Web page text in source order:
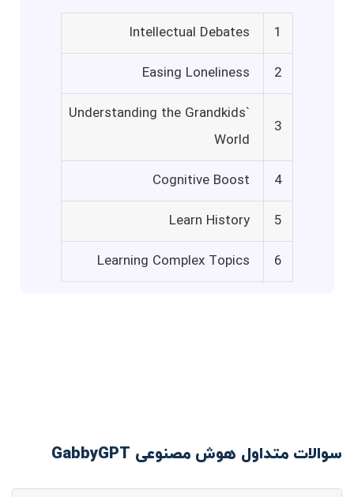
1
Intellectual Debates
2
Easing Loneliness
3
Understanding the Grandkids`
World
4
Cognitive Boost
5
Learn History
6
Learning Complex Topics
سوالات متداول هوش مصنوعی GabbyGPT